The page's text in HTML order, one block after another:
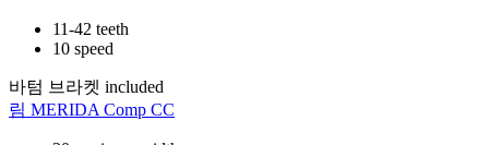
11-42 teeth
10 speed
바텀 브라켓 included
림 MERIDA Comp CC